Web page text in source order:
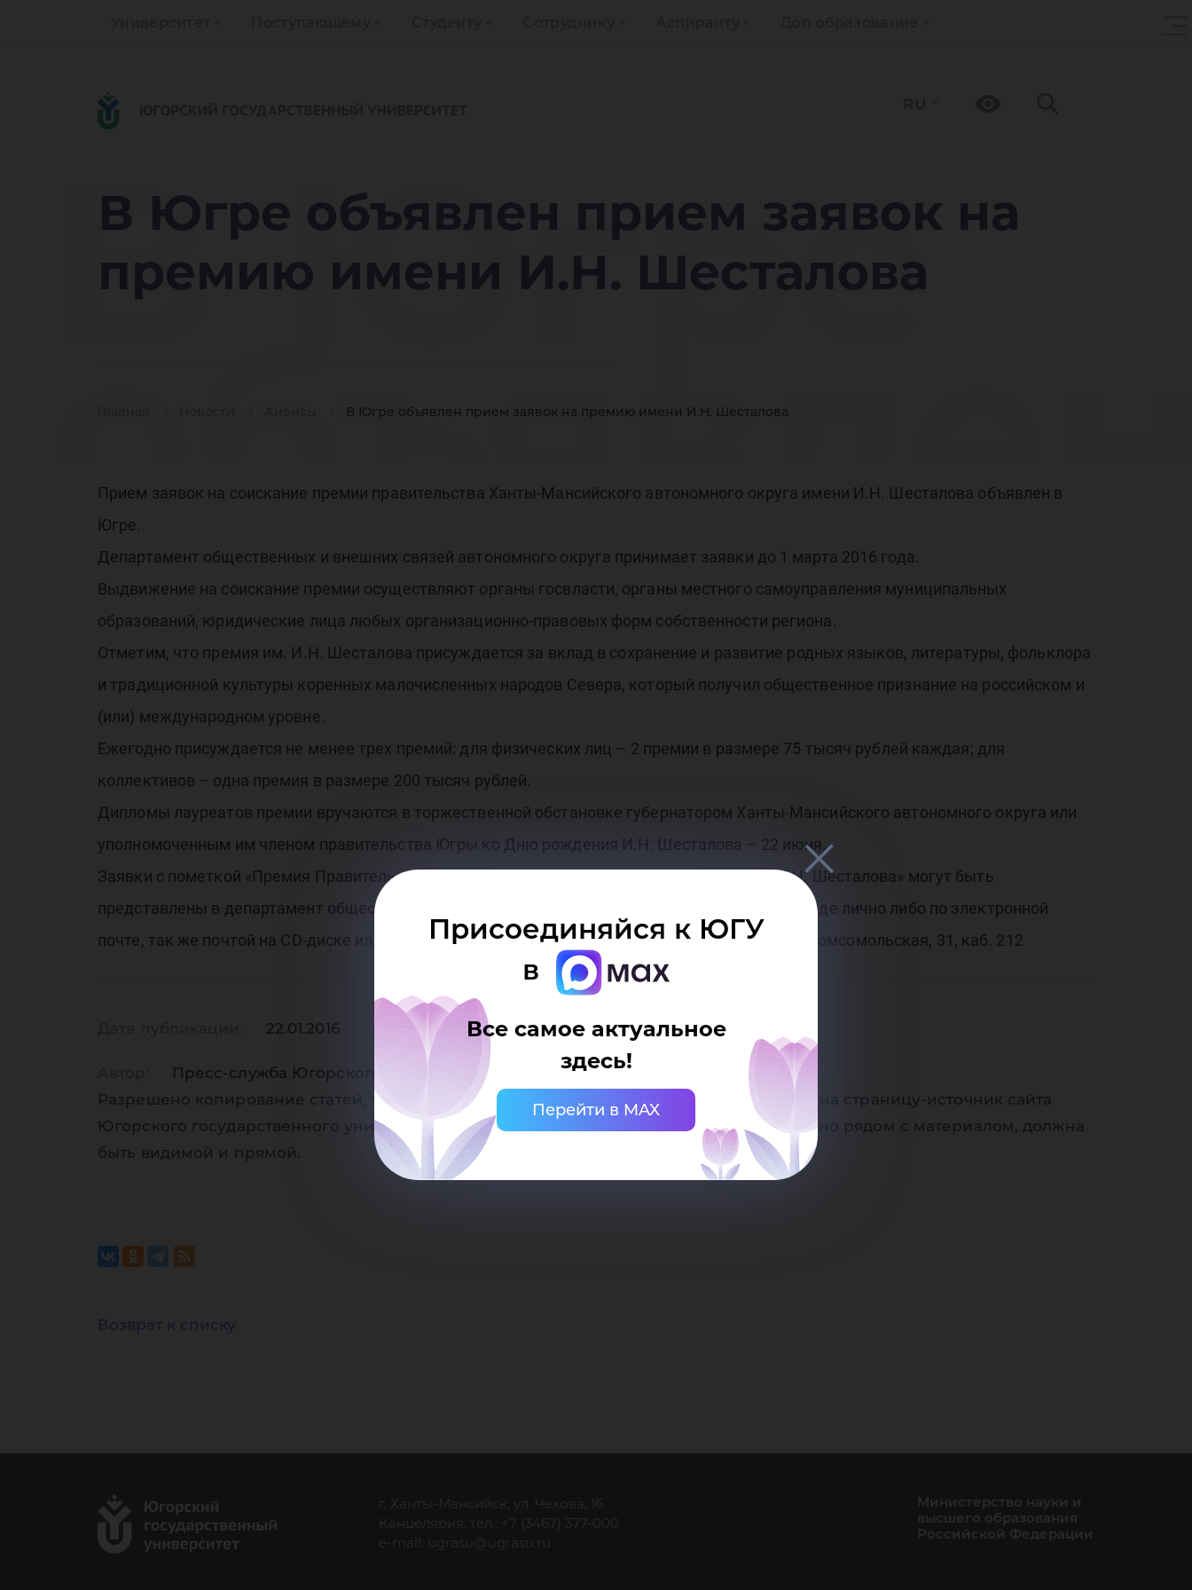
В Югре объявлен прием заявок на
премию имени И.Н. Шесталова
В Югре объявлен прием заявок на премию имени И.Н. Шесталова
В Югре
прием
заявок
премию
имени
Присоединяйся к ЮГУ
в
Все самое актуальное
здесь!
Перейти в MAX
Прием заявок на соискание премии правительства Ханты-Мансийского автономного округа имени И.Н. Шесталова объявлен в
Югре.
Департамент общественных и внешних связей автономного округа принимает заявки до 1 марта 2016 года.
Выдвижение на соискание премии осуществляют органы госвласти, органы местного самоуправления муниципальных
образований, юридические лица любых организационно-правовых форм собственности региона.
Отметим, что премия им. И.Н. Шесталова присуждается за вклад в сохранение и развитие родных языков, литературы, фольклора
и традиционной культуры коренных малочисленных народов Севера, который получил общественное признание на российском и
(или) международном уровне.
Ежегодно присуждается не менее трех премий: для физических лиц – 2 премии в размере 75 тысяч рублей каждая; для
коллективов – одна премия в размере 200 тысяч рублей.
Дипломы лауреатов премии вручаются в торжественной обстановке губернатором Ханты-Мансийского автономного округа или
уполномоченным им членом правительства Югры ко Дню рождения И.Н. Шесталова – 22 июня.
Заявки с пометкой «Премия Правительства Ханты-Мансийского автономного округа им. И.Н. Шесталова» могут быть
представлены в департамент общественных и внешних связей Югры только в электронном виде лично либо по электронной
почте, так же почтой на CD-диске или на USB-флеш по адресу: 628011, г. Ханты-Мансийск, ул. Комсомольская, 31, каб. 212
22.01.2016
Пресс-служба Югорского государственного университета
Разрешено копирование статей, только при наличии активной (кликабельной) ссылки на страницу-источник сайта
Югорского государственного университета. Ссылка должна находиться непосредственно рядом с материалом, должна
быть видимой и прямой.
Возврат к списку
г. Ханты-Мансийск, ул. Чехова, 16
Канцелярия: тел.: +7 (3467) 377-000
e-mail:
ugrasu@ugrasu.ru
Министерство науки и
высшего образования
Российской Федерации